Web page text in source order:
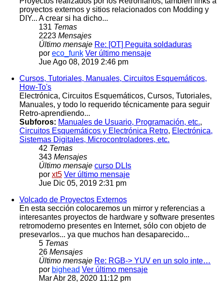
proyectos externos y sitios relacionados con Modding y
DIY... A crear si ha dicho...
131 Temas
2223 Mensajes
Último mensaje Re: [OT] Peguita soldaduras
por eco_funk Ver último mensaje
Jue Ago 08, 2019 2:46 pm
Cursos, Tutoriales, Manuales, Circuitos Esquemáticos,
How-To's
Electrónica, Circuitos Esquemáticos, Cursos, Tutoriales,
Manuales, y todo lo requerido técnicamente para seguir
Retro-aprendiendo...
Subforos: Manuales de Usuario, Programación, etc.,
Circuitos Esquemáticos y Electrónica Retro, Electrónica,
Sistemas Digitales, Microcontroladores, etc.
42 Temas
343 Mensajes
Último mensaje curso DLIs
por xt5 Ver último mensaje
Jue Dic 05, 2019 2:31 pm
Volcado de Proyectos Externos
En esta sección colocaremos un mirror y referencias a
interesantes proyectos de hardware y software presentes
retromoderno presentes en Internet, sólo con objeto de
presevarlos... ya que muchos han desaparecido...
5 Temas
26 Mensajes
Último mensaje Re: RGB-> YUV en un solo inte…
por bighead Ver último mensaje
Mar Abr 28, 2020 11:12 pm